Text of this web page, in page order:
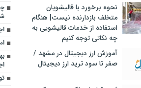
نحوه برخورد با قالیشویان
متخلف بازدارنده نیست| هنگام
استفاده از خدمات قالیشویی به
چه نکاتی توجه کنیم
آموزش ارز دیجیتال در مشهد /
صفر تا سود ترید ارز دیجیتال